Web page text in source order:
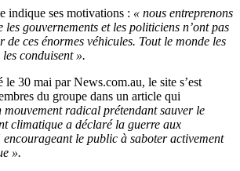
indique ses motivations : « nous entreprenons
les gouvernements et les politiciens n’ont pas
de ces énormes véhicules. Tout le monde les
conduisent ».
30 mai par News.com.au, le site s’est
du groupe dans un article qui
mouvement radical prétendant sauver le
climatique a déclaré la guerre aux
encourageant le public à saboter activement
».